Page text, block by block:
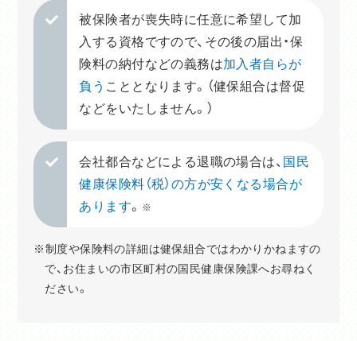
被保険者が喪失時に任意に希望して加
入する資格ですので、その後の届出・保
険料の納付などの義務は加入者自らが
負う こととなります。（健保組合は督促
などをいたしません。）
会社都合などによる退職の場合は、 国民
健康保険料（税）の方が安くなる場合が
あります。 ※
※制度や保険料の詳細は健保組合ではわかりかねますの
で、お住まいの市区町村の国民健康保険課へお尋ねく
ださい。